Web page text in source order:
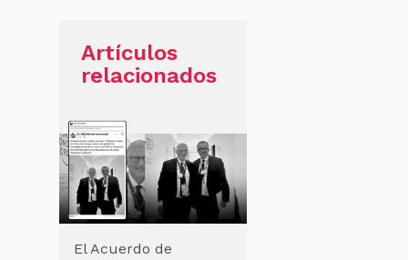
Artículos
relacionados
El Acuerdo de